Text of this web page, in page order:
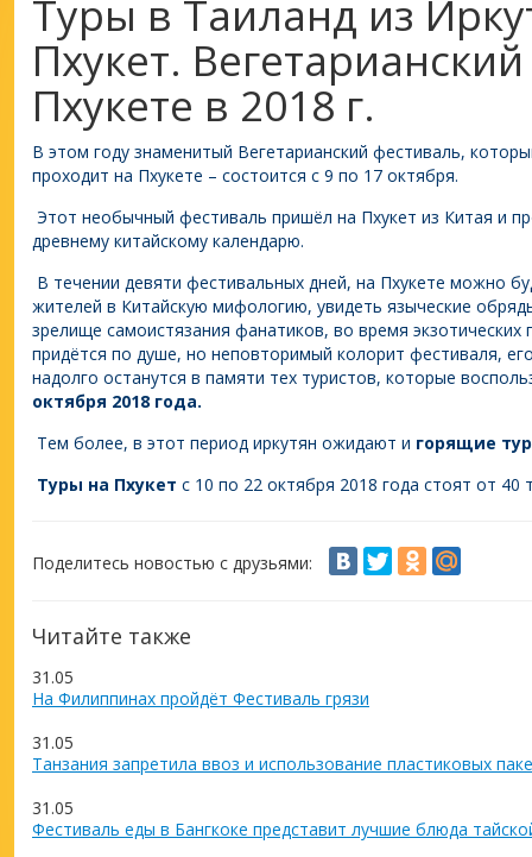
Туры в Таиланд из
Пхукет.
Пхукете в 2018 г.
В этом году знаменитый Вегетарианский фестиваль,
проходит на Пхукете – состоится с 9 по 17 октября.
Этот необычный фестиваль пришёл на Пхукет из Китая и
древнему китайскому календарю.
В течении девяти фестивальных дней, на Пхукете можно
жителей в Китайскую мифологию, увидеть языческие
зрелище самоистязания фанатиков, во время
придётся по душе, но неповторимый колорит фестиваля,
надолго останутся в памяти тех туристов, которые
октября 2018 года.
Тем более, в этот период иркутян ожидают и горящие
Туры на Пхукет с 10 по 22 октября 2018 года стоят от 40
Поделитесь новостью с друзьями:
Читайте также
31.05
На Филиппинах пройдёт Фестиваль грязи
31.05
Танзания запретила ввоз и использование пластиковых
31.05
Фестиваль еды в Бангкоке представит лучшие блюда